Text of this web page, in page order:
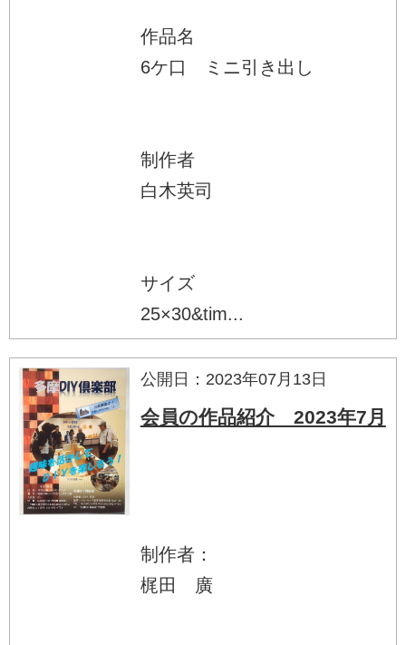
作品名
6ケ口 ミニ引き出し
制作者
白木英司
サイズ
25×30&tim...
公開日：2023年07月13日
会員の作品紹介 2023年7月
制作者：
梶田 廣